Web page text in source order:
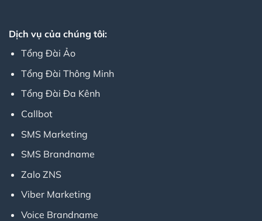
Dịch vụ của chúng tôi:
Tổng Đài Ảo
Tổng Đài Thông Minh
Tổng Đài Đa Kênh
Callbot
SMS Marketing
SMS Brandname
Zalo ZNS
Viber Marketing
Voice Brandname